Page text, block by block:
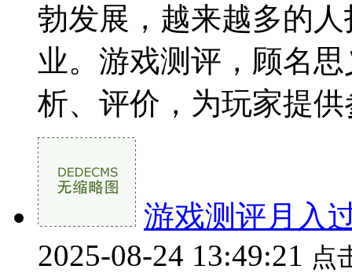
勃发展，越来越多的
业。游戏测评，顾名
析、评价，为玩家提供
游戏测评月入
2025-08-24 13:49:21 点